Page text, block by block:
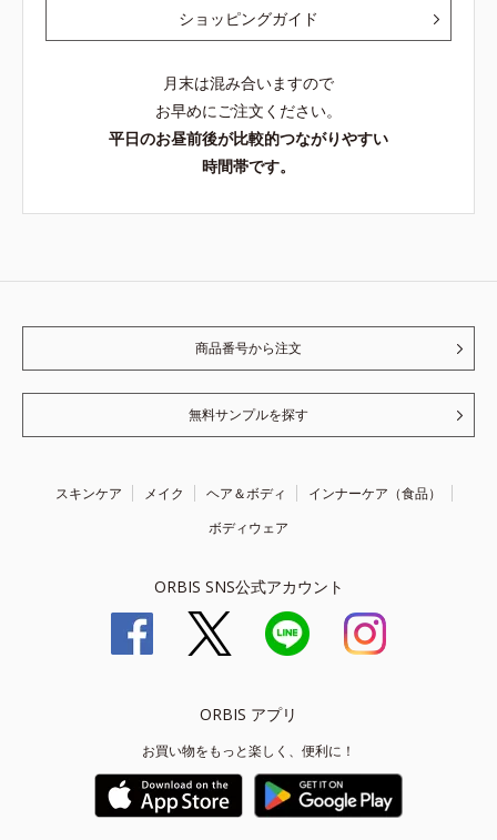
ショッピングガイド
月末は混み合いますので
お早めにご注文ください。
平日のお昼前後が比較的つながりやすい
時間帯です。
商品番号から注文
無料サンプルを探す
スキンケア メイク ヘア＆ボディ
インナーケア（食品）
ボディウェア
ORBIS SNS公式アカウント
ORBIS アプリ
お買い物をもっと楽しく、便利に！